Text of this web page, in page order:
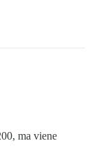
ma viene